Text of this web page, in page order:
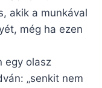
akik a munkával
még ha ezen
egy olasz
„senkit nem